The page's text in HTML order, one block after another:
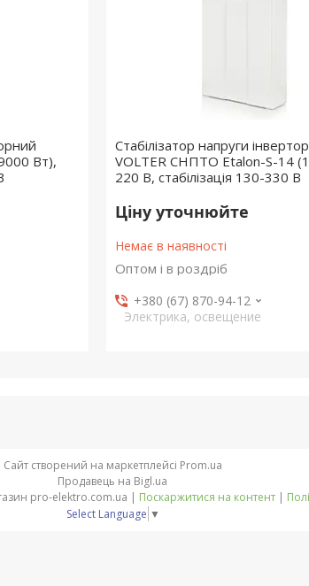
Вт),
Стабілізатор напруги
VOLTER СНПТО Etalon-S-14
220 В, стабілізація 130-330 В
Ціну уточнюйте
Немає в наявності
Оптом і в роздріб
+380 (67) 870-94-12
Электрика, освещение
Сайт створений на маркетплейсі Prom.ua
Продавець на Bigl.ua
Компанія "ПРО-ЄЛЕКТРО" Інтернет-магазин pro-elektro.com.ua | Поскаржитися на контент |
Select Language ▼